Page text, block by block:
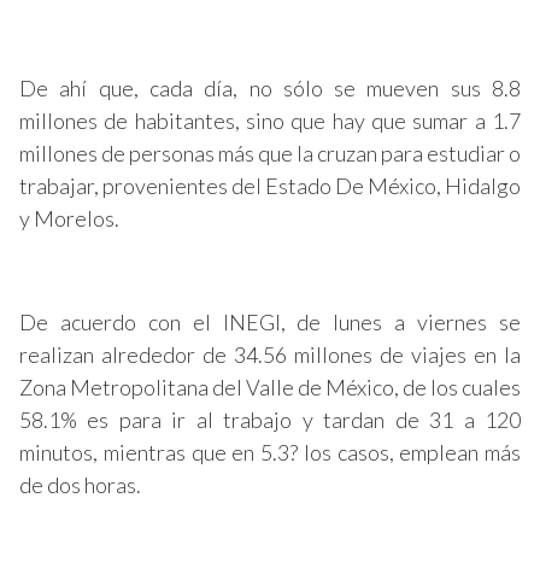
De ahí que, cada día, no sólo se mueven sus 8.8
millones de habitantes, sino que hay que sumar a 1.7
millones de personas más que la cruzan para estudiar o
trabajar, provenientes del Estado De México, Hidalgo
y Morelos.
De acuerdo con el INEGI, de lunes a viernes se
realizan alrededor de 34.56 millones de viajes en la
Zona Metropolitana del Valle de México, de los cuales
58.1% es para ir al trabajo y tardan de 31 a 120
minutos, mientras que en 5.3? los casos, emplean más
de dos horas.